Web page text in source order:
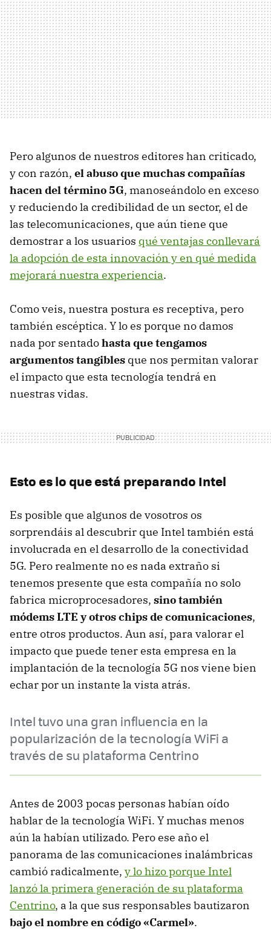
Pero algunos de nuestros editores han criticado,
y con razón, el abuso que muchas compañías
hacen del término 5G, manoseándolo en exceso
y reduciendo la credibilidad de un sector, el de
las telecomunicaciones, que aún tiene que
demostrar a los usuarios qué ventajas conllevará
la adopción de esta innovación y en qué medida
mejorará nuestra experiencia.
Como veis, nuestra postura es receptiva, pero
también escéptica. Y lo es porque no damos
nada por sentadohasta que tengamos
argumentos tangibles que nos permitan valorar
el impacto que esta tecnología tendrá en
nuestras vidas.
Esto es lo que está preparando Intel
Es posible que algunos de vosotros os
sorprendáis al descubrir que Intel también está
involucrada en el desarrollo de la conectividad
5G. Pero realmente no es nada extraño si
tenemos presente que esta compañía no solo
fabrica microprocesadores, sino también
módems LTE y otros chips de comunicaciones,
entre otros productos. Aun así, para valorar el
impacto que puede tener esta empresa en la
implantación de la tecnología 5G nos viene bien
echar por un instante la vista atrás.
Intel tuvo una gran influencia en la
popularización de la tecnología WiFi a
través de su plataforma Centrino
Antes de 2003 pocas personas habían oído
hablar de la tecnología WiFi. Y muchas menos
aún la habían utilizado. Pero ese año el
panorama de las comunicaciones inalámbricas
cambió radicalmente, y lo hizo porque Intel
lanzó la primera generación de su plataforma
Centrino, a la que sus responsables bautizaron
bajo el nombre en código «Carmel».